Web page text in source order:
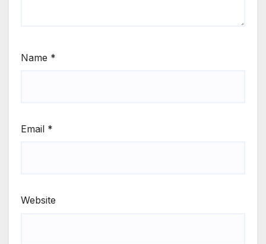
Name *
Email *
Website